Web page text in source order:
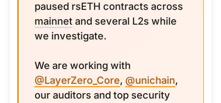
paused rsETH contracts across
mainnet and several L2s while
we investigate.
We are working with
@LayerZero_Core, @unichain,
our auditors and top security